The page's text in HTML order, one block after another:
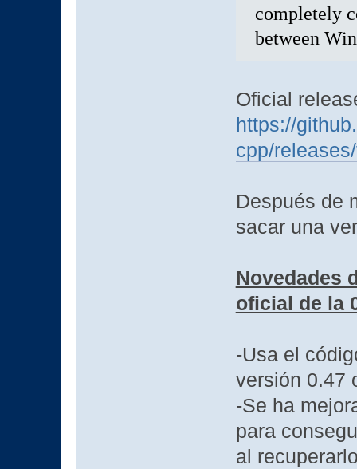
completely
between
Oficial
https://
cpp/
Después de
sacar una
Novedades
oficial de la
-Usa el
versión 0.47
-Se ha
para
al